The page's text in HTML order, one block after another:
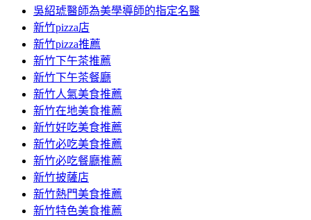
要
內
容
吳紹琥醫師為美學導師的指定名醫
新竹pizza店
新竹pizza推薦
新竹下午茶推薦
新竹下午茶餐廳
新竹人氣美食推薦
新竹在地美食推薦
新竹好吃美食推薦
新竹必吃美食推薦
新竹必吃餐廳推薦
新竹披薩店
新竹熱門美食推薦
新竹特色美食推薦